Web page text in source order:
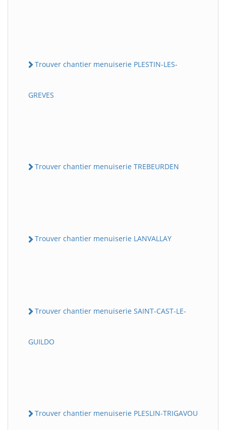
Trouver chantier menuiserie PLESTIN-LES-
GREVES
Trouver chantier menuiserie TREBEURDEN
Trouver chantier menuiserie LANVALLAY
Trouver chantier menuiserie SAINT-CAST-LE-
GUILDO
Trouver chantier menuiserie PLESLIN-TRIGAVOU